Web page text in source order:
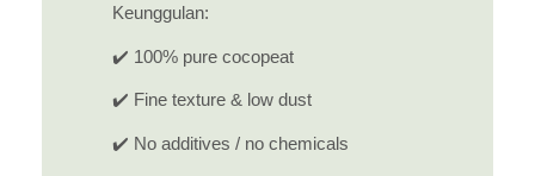
Keunggulan:
✔️ 100% pure cocopeat
✔️ Fine texture & low dust
✔️ No additives / no chemicals